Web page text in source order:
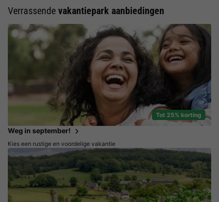
Verrassende vakantiepark aanbiedingen
Tot 25% korting
Weg in september!
Kies een rustige en voordelige vakantie